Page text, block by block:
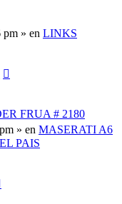
pm » en LINKS
FRUA # 2180
» en MASERATI A6
PAIS